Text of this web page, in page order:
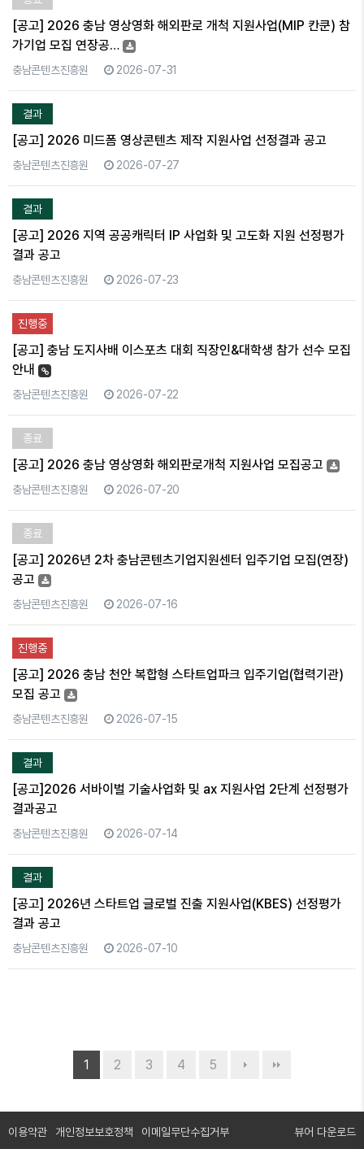
[공고] 2026 충남 영상영화 해외판로 개척 지원사업(MIP 칸쿤) 참
가기업 모집 연장공…
충남콘텐츠진흥원 2026-07-31
결과
[공고] 2026 미드폼 영상콘텐츠 제작 지원사업 선정결과 공고
충남콘텐츠진흥원 2026-07-27
결과
[공고] 2026 지역 공공캐릭터 IP 사업화 및 고도화 지원 선정평가
결과 공고
충남콘텐츠진흥원 2026-07-23
진행중
[공고] 충남 도지사배 이스포츠 대회 직장인&대학생 참가 선수 모집
안내
충남콘텐츠진흥원 2026-07-22
종료
[공고] 2026 충남 영상영화 해외판로개척 지원사업 모집공고
충남콘텐츠진흥원 2026-07-20
종료
[공고] 2026년 2차 충남콘텐츠기업지원센터 입주기업 모집(연장)
공고
충남콘텐츠진흥원 2026-07-16
진행중
[공고] 2026 충남 천안 복합형 스타트업파크 입주기업(협력기관)
모집 공고
충남콘텐츠진흥원 2026-07-15
결과
[공고]2026 서바이벌 기술사업화 및 ax 지원사업 2단계 선정평가
결과공고
충남콘텐츠진흥원 2026-07-14
결과
[공고] 2026년 스타트업 글로벌 진출 지원사업(KBES) 선정평가
결과 공고
충남콘텐츠진흥원 2026-07-10
1 2 3 4 5
이용약관 개인정보보호정책 이메일무단수집거부 뷰어 다운로드